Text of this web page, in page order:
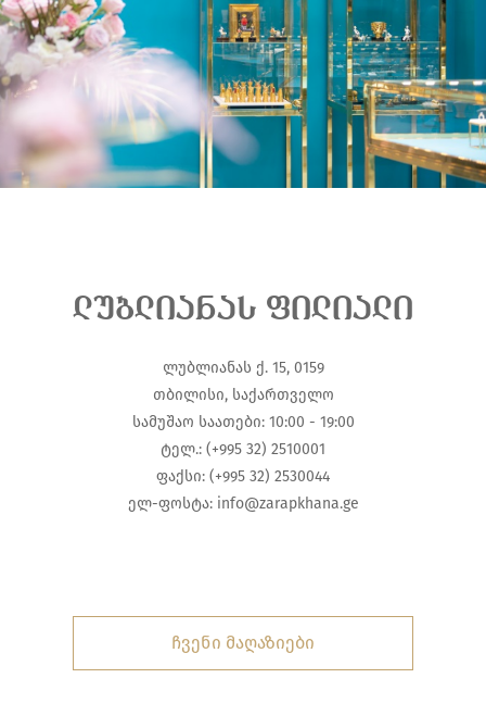
ლუბლიანას ფილიალი
ლუბლიანას ქ. 15, 0159
თბილისი, საქართველო
სამუშაო საათები: 10:00 - 19:00
ტელ.: (+995 32) 2510001
ფაქსი: (+995 32) 2530044
ელ-ფოსტა: info@zarapkhana.ge
ჩვენი მაღაზიები